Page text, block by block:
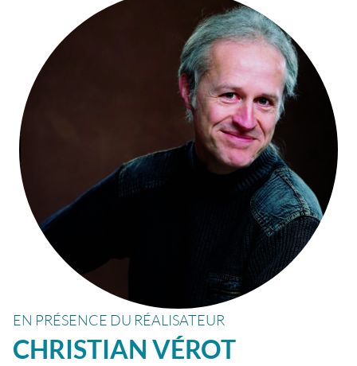
EN PRÉSENCE DU RÉALISATEUR
CHRISTIAN VÉROT